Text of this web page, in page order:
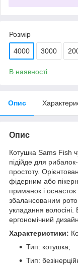
Розмір
4000 3000
В наявності
Опис
Опис
Котушка Sams Fish
підійде для рибалок-
простоту.
фідерним або
приманок і
збалансованим
укладання
ергономічний
Характеристики:
Тип: котушка;
Тип: